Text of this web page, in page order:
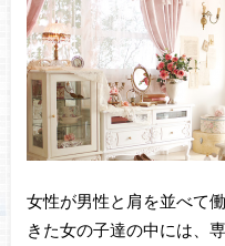
女性が男性と肩を並べて
きた女の子達の中には、